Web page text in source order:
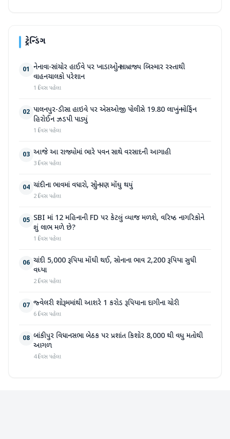
ટ્રેન્ડિંગ
01 નેનાવા-સાંચોર હાઈવે પર ખાડાઓનું સામ્રાજ્ય બિસ્માર રસ્તાથી
વાહનચાલકો પરેશાન
1 દિવસ પહેલા
02 પાલનપુર-ડીસા હાઇવે પર એસઓજી પોલીસે 19.80 લાખનું મોર્ફિન
હિરોઈન ઝડપી પાડ્યું
1 દિવસ પહેલા
03 આજે આ રાજ્યોમાં ભારે પવન સાથે વરસાદની આગાહી
3 દિવસ પહેલા
04 ચાંદીના ભાવમાં વધારો, સોનું પણ મોંઘુ થયું
2 દિવસ પહેલા
05 SBI માં 12 મહિનાની FD પર કેટલું વ્યાજ મળશે, વરિષ્ઠ નાગરિકોને
શું લાભ મળે છે?
1 દિવસ પહેલા
06 ચાંદી 5,000 રૂપિયા મોંઘી થઈ, સોનાના ભાવ 2,200 રૂપિયા સુધી
વધ્યા
2 દિવસ પહેલા
07 જ્વેલરી શોરૂમમાંથી આશરે 1 કરોડ રૂપિયાના દાગીના ચોરી
6 દિવસ પહેલા
08 બાંકીપુર વિધાનસભા બેઠક પર પ્રશાંત કિશોર 8,000 થી વધુ મતોથી
આગળ
4 દિવસ પહેલા